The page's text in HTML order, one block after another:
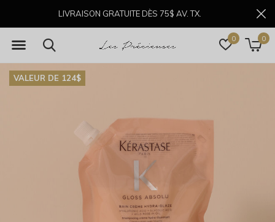
0 0
LIVRAISON GRATUITE DÈS 75$ AV. TX.
VALEUR DE 124$